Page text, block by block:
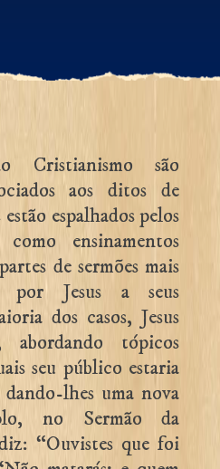
Cristianismo são
aos ditos de
estão espalhados pelos
ensinamentos
de sermões mais
por Jesus a seus
dos casos, Jesus
abordando tópicos
seu público estaria
lhes uma nova
no Sermão da
“Ouvistes que foi